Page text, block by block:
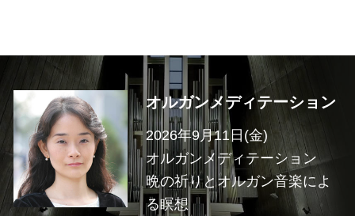
オルガンメディテーション
2026年9月11日(金)
オルガンメディテーション
晩の祈りとオルガン音楽によ
る瞑想